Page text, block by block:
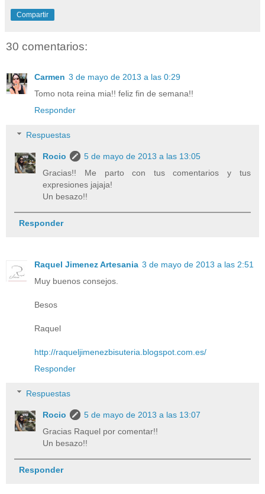
Compartir
30 comentarios:
Carmen 3 de mayo de 2013 a las 0:29
Tomo nota reina mia!! feliz fin de semana!!
Responder
Respuestas
Rocio
5 de mayo de 2013 a las 13:05
Gracias!! Me parto con tus comentarios y tus
expresiones jajaja!
Un besazo!!
Responder
Raquel Jimenez Artesania 3 de mayo de 2013 a las 2:51
Muy buenos consejos.
Besos
Raquel
http://raqueljimenezbisuteria.blogspot.com.es/
Responder
Respuestas
Rocio
5 de mayo de 2013 a las 13:07
Gracias Raquel por comentar!!
Un besazo!!
Responder